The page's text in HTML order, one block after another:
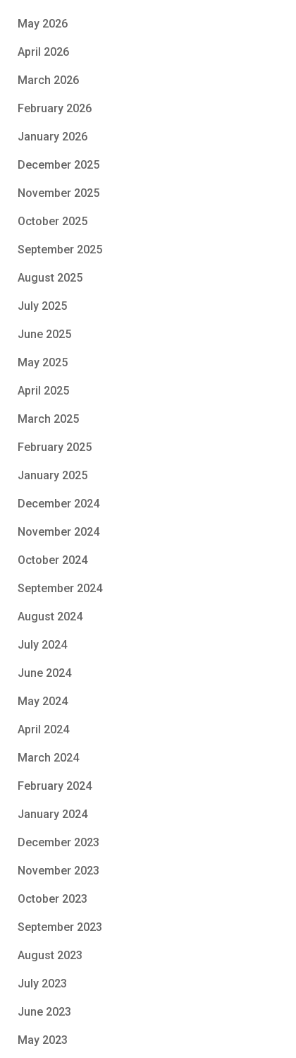
May 2026
April 2026
March 2026
February 2026
January 2026
December 2025
November 2025
October 2025
September 2025
August 2025
July 2025
June 2025
May 2025
April 2025
March 2025
February 2025
January 2025
December 2024
November 2024
October 2024
September 2024
August 2024
July 2024
June 2024
May 2024
April 2024
March 2024
February 2024
January 2024
December 2023
November 2023
October 2023
September 2023
August 2023
July 2023
June 2023
May 2023